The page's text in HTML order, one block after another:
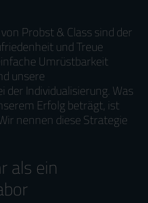
Probst & Class sind der
und Treue
Umrüstbarkeit
unsere
der Individualisierung. Was
Erfolg beträgt, ist
nennen diese Strategie
als ein